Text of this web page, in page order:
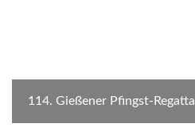
114. Gießener Pfingst-Regatta